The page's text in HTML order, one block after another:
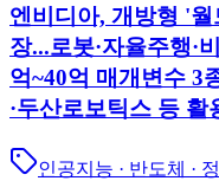
엔비디아, 개방형 '
장...로봇·자율주행·
억~40억 매개변수 3
·두산로보틱스 등 활
인공지능 · 반도체 ·